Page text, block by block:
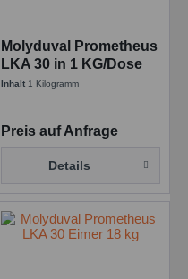
Molyduval Prometheus
LKA 30 in 1 KG/Dose
Synth. Hochtemperatur
Inhalt 1 Kilogramm
Preis auf Anfrage
Details